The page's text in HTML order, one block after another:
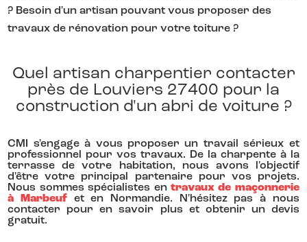
? Besoin d'un artisan pouvant vous proposer des
travaux de rénovation pour votre toiture ?
Quel artisan charpentier contacter
près de Louviers 27400 pour la
construction d'un abri de voiture ?
CMI s'engage à vous proposer un travail sérieux et
professionnel pour vos travaux. De la charpente à la
terrasse de votre habitation, nous avons l'objectif
d'être votre principal partenaire pour vos projets.
Nous sommes spécialistes en travaux de maçonnerie
à Marbeufet en Normandie. N'hésitez pas à nous
contacter pour en savoir plus et obtenir un devis
gratuit.